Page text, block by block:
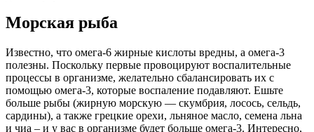
Морская рыба
Известно, что омега-6 жирные кислоты вредны, а омега-3
полезны. Поскольку первые провоцируют воспалительные
процессы в организме, желательно сбалансировать их с
помощью омега-3, которые воспаление подавляют. Ешьте
больше рыбы (жирную морскую — скумбрия, лосось, сельдь,
сардины), а также грецкие орехи, льняное масло, семена льна
и чиа – и у вас в организме будет больше омега-3. Интересно,